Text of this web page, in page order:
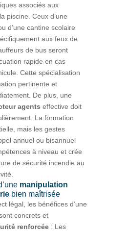
associés aux
piscine. Ceux d’une
d’une cantine scolaire
aux feux de
de bus seront
rapide en cas
Cette spécialisation
pertinente et
De plus, une
agents effective doit
La formation
mais les gestes
annuel ou bisannuel
à niveau et crée
de sécurité incendie au
manipulation
bien maîtrisée
légal, les bénéfices d’une
concrets et
renforcée: Les